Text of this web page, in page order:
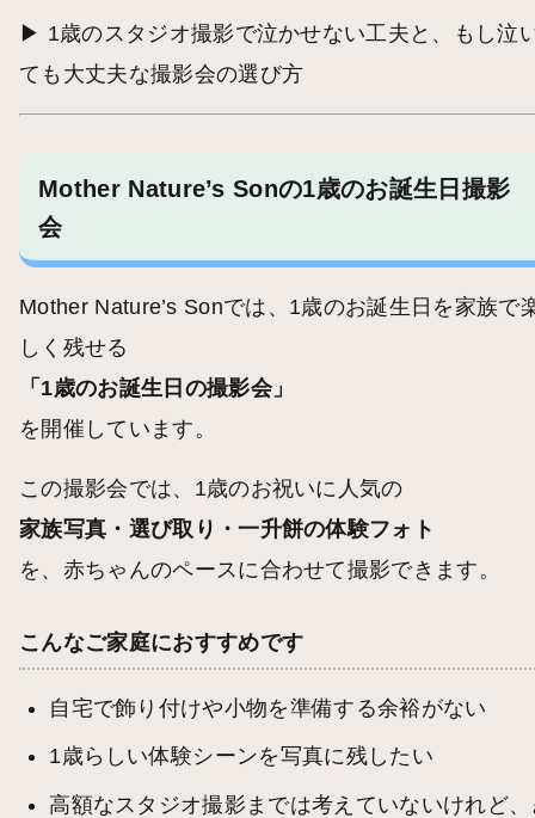
▶︎ 1歳のスタジオ撮影で泣かせない工夫と、もし泣
ても大丈夫な撮影会の選び方
Mother Nature’s Sonの1歳のお誕生日撮影
会
Mother Nature’s Sonでは、1歳のお誕生日を家族で
しく残せる
「1歳のお誕生日の撮影会」
を開催しています。
この撮影会では、1歳のお祝いに人気の
家族写真・選び取り・一升餅の体験フォト
を、赤ちゃんのペースに合わせて撮影できます。
こんなご家庭におすすめです
自宅で飾り付けや小物を準備する余裕がない
1歳らしい体験シーンを写真に残したい
高額なスタジオ撮影までは考えていないけれど、